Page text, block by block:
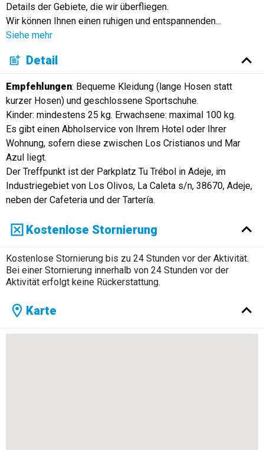
Details der Gebiete, die wir überfliegen.
Wir können Ihnen einen ruhigen und entspannenden…
Siehe mehr
Detail
Empfehlungen: Bequeme Kleidung (lange Hosen statt
kurzer Hosen) und geschlossene Sportschuhe.
Kinder: mindestens 25 kg. Erwachsene: maximal 100 kg.
Es gibt einen Abholservice von Ihrem Hotel oder Ihrer
Wohnung, sofern diese zwischen Los Cristianos und Mar
Azul liegt.
Der Treffpunkt ist der Parkplatz Tu Trébol in Adeje, im
Industriegebiet von Los Olivos, La Caleta s/n, 38670, Adeje,
neben der Cafeteria und der Tartería.
Kostenlose Stornierung
Kostenlose Stornierung bis zu 24 Stunden vor der Aktivität.
Bei einer Stornierung innerhalb von 24 Stunden vor der
Aktivität erfolgt keine Rückerstattung.
Karte